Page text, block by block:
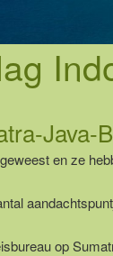
Java-
en ze
op